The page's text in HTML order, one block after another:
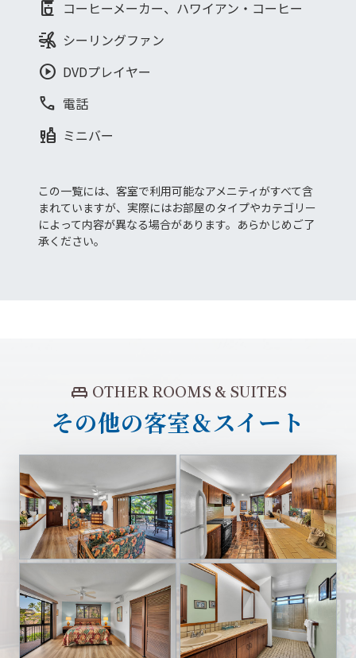
coffee_maker コーヒーメーカー、ハワイアン・コーヒー
wind_power シーリングファン
play_circle DVDプレイヤー
phone 電話
liquor ミニバー
この一覧には、客室で利用可能なアメニティがすべて含
まれていますが、実際にはお部屋のタイプやカテゴリー
によって内容が異なる場合があります。あらかじめご了
承ください。
king_bed OTHER ROOMS & SUITES
その他の客室＆スイート